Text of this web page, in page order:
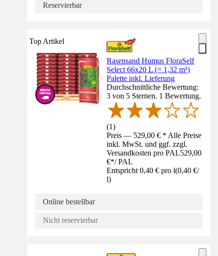
Reservierbar
Top Artikel
Rasensand Humus FloraSelf
Select 66x20 L (= 1,32 m³)
Palette inkl. Lieferung
Durchschnittliche Bewertung:
3 von 5 Sternen. 1 Bewertung.
(1)
Preis — 529,00 € * Alle Preise
inkl. MwSt. und ggf. zzgl.
Versandkosten pro PAL529,00
€*/ PAL
Entspricht 0,40 € pro l(0,40 €/
l)
Online bestellbar
Nicht reservierbar